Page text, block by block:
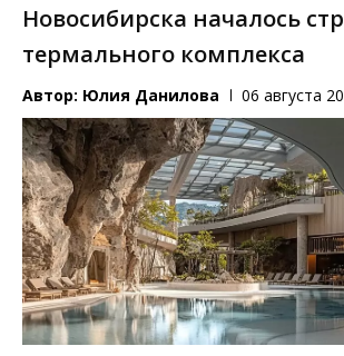
Новосибирска началось
термального комплекса
Автор: Юлия Данилова 06 августа